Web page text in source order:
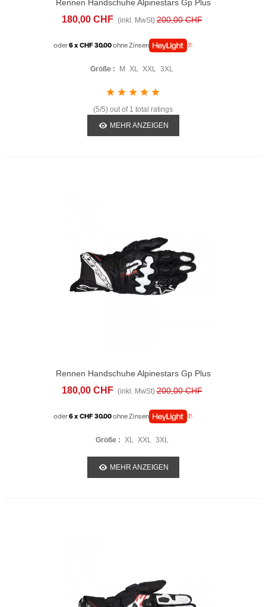
Rennen Handschuhe Alpinestars Gp Plus
R V3 Weiss Rot
180,00 CHF (inkl. MwSt) 200,00 CHF
oder6 x CHF 30.00ohne Zinsen
Größe : M XL XXL 3XL
(5/5) out of 1 total ratings
MEHR ANZEIGEN
Rennen Handschuhe Alpinestars Gp Plus
R V3 Schwarz Weiss
180,00 CHF (inkl. MwSt) 200,00 CHF
oder6 x CHF 30.00ohne Zinsen
Größe : XL XXL 3XL
MEHR ANZEIGEN